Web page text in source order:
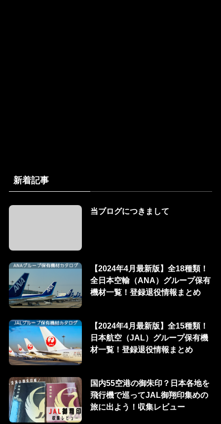
新着記事
当ブログにつきまして
【2024年4月最新版】全18種類！
全日本空輸（ANA）グループ保有
機材一覧！登録退役情報まとめ
【2024年4月最新版】全15種類！
日本航空（JAL）グループ保有機
材一覧！登録退役情報まとめ
国内55空港の御朱印？日本各地を
飛行機で巡ってJAL御翔印集めの
旅に出よう！収集レビュー